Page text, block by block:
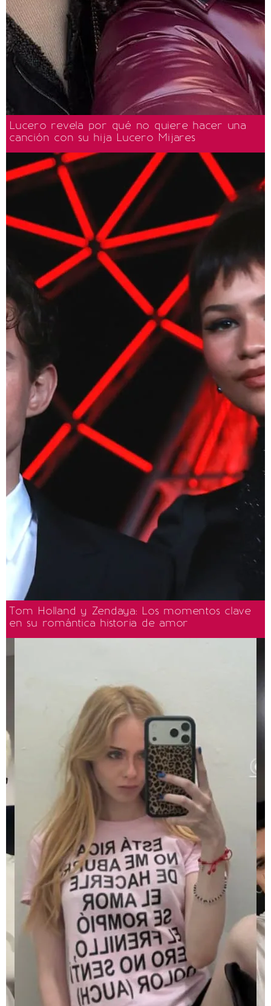
Lucero revela por qué no quiere hacer una
canción con su hija Lucero Mijares
Tom Holland y Zendaya: Los momentos clave
en su romántica historia de amor